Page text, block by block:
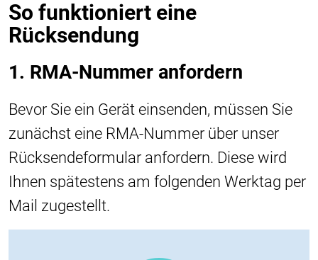
So funktioniert eine
Rücksendung
1. RMA-Nummer anfordern
Bevor Sie ein Gerät einsenden, müssen Sie
zunächst eine RMA-Nummer über unser
Rücksendeformular anfordern. Diese wird
Ihnen spätestens am folgenden Werktag per
Mail zugestellt.